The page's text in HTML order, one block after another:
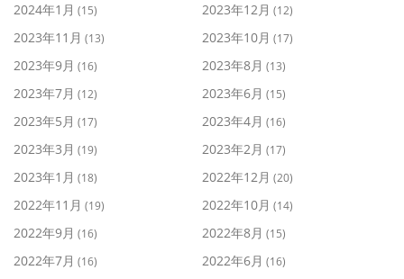
2024年1月 (15) 2023年12月 (12)
2023年11月 (13) 2023年10月 (17)
2023年9月 (16) 2023年8月 (13)
2023年7月 (12) 2023年6月 (15)
2023年5月 (17) 2023年4月 (16)
2023年3月 (19) 2023年2月 (17)
2023年1月 (18) 2022年12月 (20)
2022年11月 (19) 2022年10月 (14)
2022年9月 (16) 2022年8月 (15)
2022年7月 (16) 2022年6月 (16)